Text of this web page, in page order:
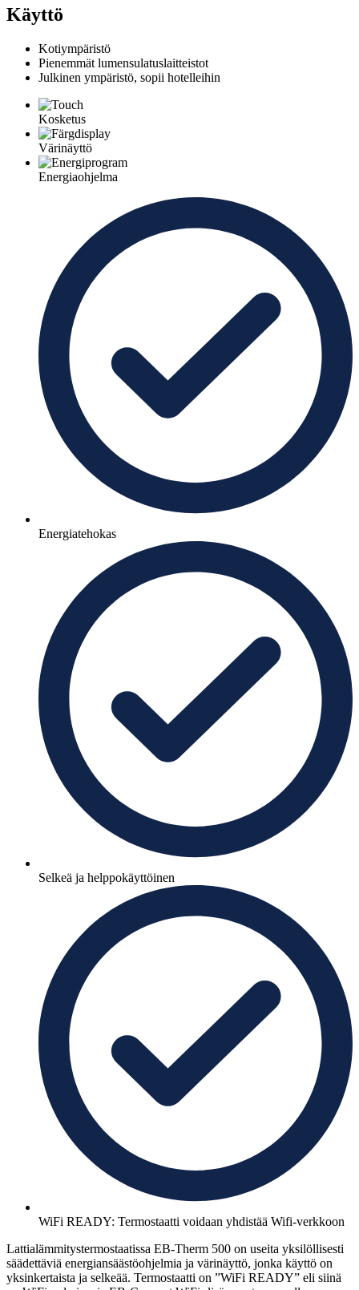
Käyttö
Kotiympäristö
Pienemmät lumensulatuslaitteistot
Julkinen ympäristö, sopii hotelleihin
Kosketus
Värinäyttö
Energiaohjelma
Energiatehokas
Selkeä ja helppokäyttöinen
WiFi READY: Termostaatti voidaan yhdistää Wifi-verkkoon
Lattialämmitystermostaatissa EB-Therm 500 on useita yksilöllisesti
säädettäviä energiansäästöohjelmia ja värinäyttö, jonka käyttö on
yksinkertaista ja selkeää. Termostaatti on ”WiFi READY” eli siinä